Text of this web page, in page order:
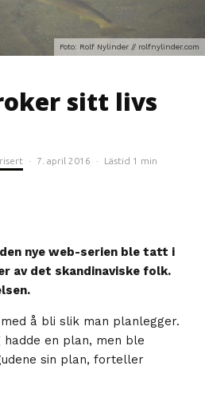
Foto: Rolf Nylinder // rolfnylinder.com
sitt livs
· 7. april 2016 · Lästid 1 min
nye web-serien ble tatt i
av det skandinaviske folk.
å bli slik man planlegger.
en plan, men ble
sin plan, forteller